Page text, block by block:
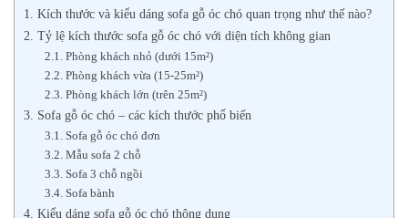
1. Kích thước và kiểu dáng sofa gỗ óc chó quan trọng như thế nào?
2. Tỷ lệ kích thước sofa gỗ óc chó với diện tích không gian
2.1. Phòng khách nhỏ (dưới 15m²)
2.2. Phòng khách vừa (15-25m²)
2.3. Phòng khách lớn (trên 25m²)
3. Sofa gỗ óc chó – các kích thước phổ biến
3.1. Sofa gỗ óc chó đơn
3.2. Mẫu sofa 2 chỗ
3.3. Sofa 3 chỗ ngồi
3.4. Sofa bành
4. Kiểu dáng sofa gỗ óc chó thông dụng